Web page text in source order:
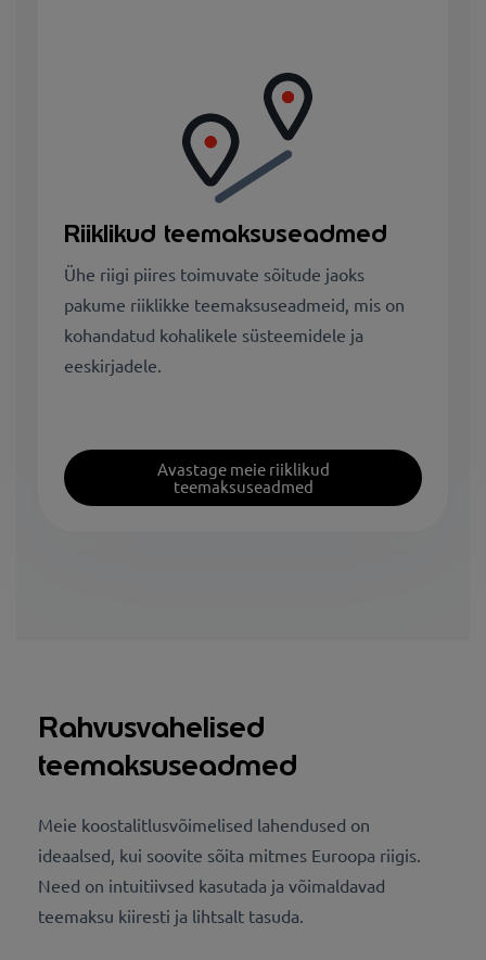
Riiklikud teemaksuseadmed
Ühe riigi piires toimuvate sõitude jaoks
pakume riiklikke teemaksuseadmeid, mis on
kohandatud kohalikele süsteemidele ja
eeskirjadele.
Avastage meie riiklikud
teemaksuseadmed
Rahvusvahelised
teemaksuseadmed
Meie koostalitlusvõimelised lahendused on
ideaalsed, kui soovite sõita mitmes Euroopa riigis.
Need on intuitiivsed kasutada ja võimaldavad
teemaksu kiiresti ja lihtsalt tasuda.